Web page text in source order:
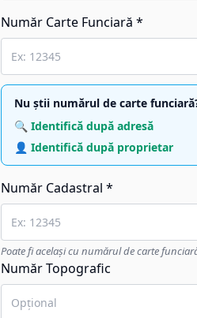
Număr Carte Funciară *
Nu știi numărul de carte
🔍 Identifică după adresă
👤 Identifică după proprietar
Număr Cadastral *
Poate fi același cu numărul de carte
Număr Topografic